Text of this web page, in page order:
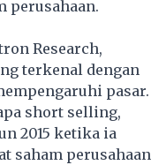
perusahaan.
Research,
terkenal dengan
pasar.
short selling,
2015 ketika ia
saham perusahaan